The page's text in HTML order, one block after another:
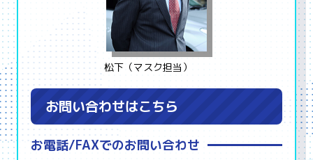
松下（マスク担当）
お問い合わせはこちら
お電話/FAXでのお問い合わせ